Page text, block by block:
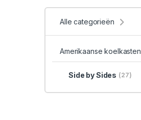
Alle categorieën
Amerikaanse koelkasten
Side by Sides (27)